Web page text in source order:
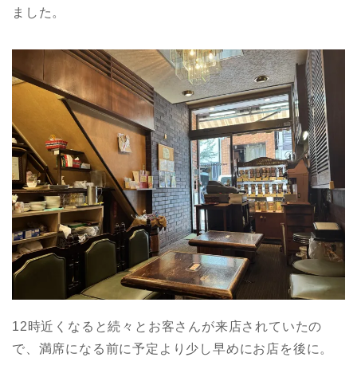
ました。
12時近くなると続々とお客さんが来店されていたの
で、満席になる前に予定より少し早めにお店を後に。